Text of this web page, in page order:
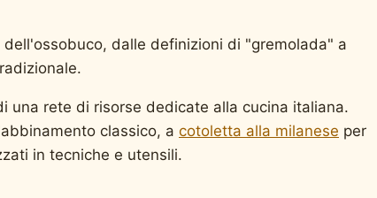
dalle definizioni di "gremolada" a
una rete di risorse dedicate alla cucina italiana.
classico, a cotoletta alla milanese per
in tecniche e utensili.